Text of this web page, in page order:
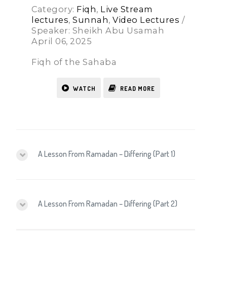
Category: Fiqh, Live Stream
lectures,Sunnah,Video Lectures /
Speaker: Sheikh Abu Usamah
April 06, 2025
Fiqh of the Sahaba
WATCH READ MORE
A Lesson From Ramadan – Differing (Part 1)
A Lesson From Ramadan – Differing (Part 2)